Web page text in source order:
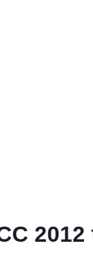
2012